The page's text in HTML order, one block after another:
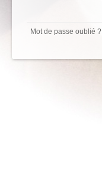
Mot de passe oublié ?